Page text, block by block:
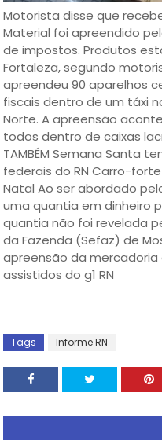
Motorista disse que
Material foi apreendido
de impostos. Produtos
Fortaleza, segundo
apreendeu 90 aparelhos
fiscais dentro de um táxi
Norte. A apreensão
todos dentro de caixas
TAMBÉM Semana Santa
federais do RN Carro-
Natal Ao ser abordado
uma quantia em dinheiro
quantia não foi revelada
da Fazenda (Sefaz) de
apreensão da
assistidos do g1 RN
Tags Informe RN